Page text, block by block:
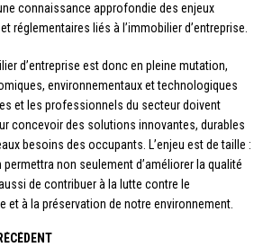
connaissance approfondie des enjeux
réglementaires liés à l’immobilier d’entreprise.
d’entreprise est donc en pleine mutation,
environnementaux et technologiques
et les professionnels du secteur doivent
concevoir des solutions innovantes, durables
besoins des occupants. L’enjeu est de taille :
non seulement d’améliorer la qualité
de contribuer à la lutte contre le
et à la préservation de notre environnement.